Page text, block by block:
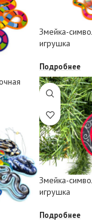
Змейка-
игрушка
Подробнее
Змейка-
игрушка
Подробнее